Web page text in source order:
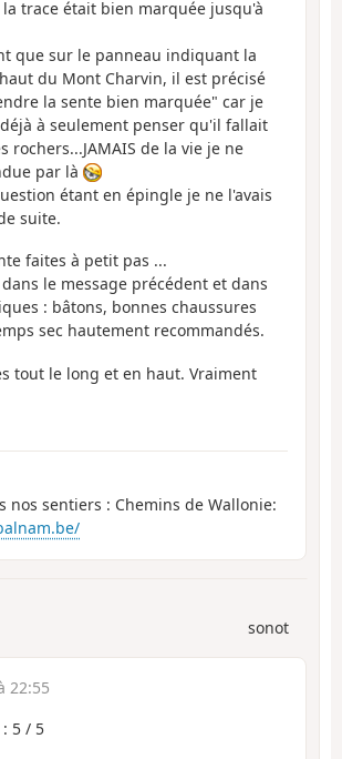
trace était bien marquée jusqu'à
que sur le panneau indiquant la
du Mont Charvin, il est précisé
la sente bien marquée" car je
à seulement penser qu'il fallait
rochers...JAMAIS de la vie je ne
par là
étant en épingle je ne l'avais
suite.
faites à petit pas ...
le message précédent et dans
: bâtons, bonnes chaussures
sec hautement recommandés.
tout le long et en haut. Vraiment
nos sentiers : Chemins de Wallonie:
sonot
22:55
: 5 / 5